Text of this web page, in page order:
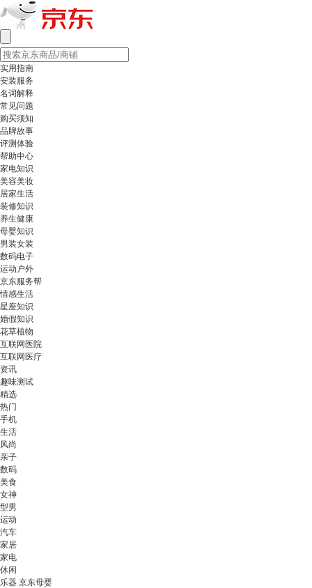
实用指南
安装服务
名词解释
常见问题
购买须知
品牌故事
评测体验
帮助中心
家电知识
美容美妆
居家生活
装修知识
养生健康
母婴知识
男装女装
数码电子
运动户外
京东服务帮
情感生活
星座知识
婚假知识
花草植物
互联网医院
互联网医疗
资讯
趣味测试
精选
热门
手机
生活
风尚
亲子
数码
美食
女神
型男
运动
汽车
家居
家电
休闲
乐器 京东母婴